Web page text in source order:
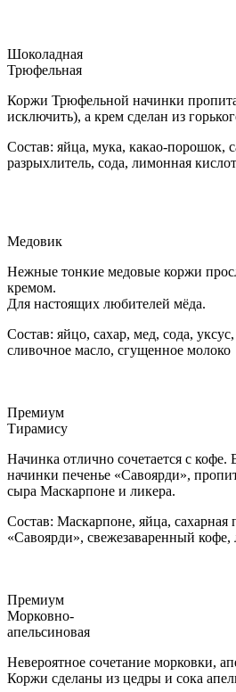
Шоколадная
Трюфельная
Коржи Трюфельной начинки
исключить), а крем сделан из
Состав: яйца, мука, какао-порошок,
разрыхлитель, сода, лимонная
Медовик
Нежные тонкие медовые коржи
кремом.
Для настоящих любителей мёда.
Состав: яйцо, сахар, мед, сода,
сливочное масло, сгущенное молоко
Премиум
Тирамису
Начинка отлично сочетается с
начинки печенье «Савоярди»,
сыра Маскарпоне и ликера.
Состав: Маскарпоне, яйца, сахарная
«Савоярди», свежезаваренный кофе,
Премиум
Морковно-
апельсиновая
Невероятное сочетание морковки,
Коржи сделаны из цедры и сока